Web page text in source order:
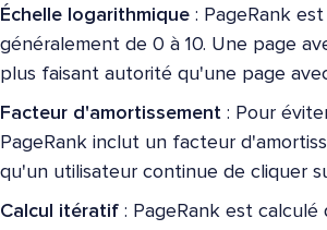
Échelle logarithmique : PageRank
généralement de 0 à 10. Une page
plus faisant autorité qu'une page
Facteur d'amortissement : Pour
PageRank inclut un facteur
qu'un utilisateur continue de cliquer
Calcul itératif : PageRank est